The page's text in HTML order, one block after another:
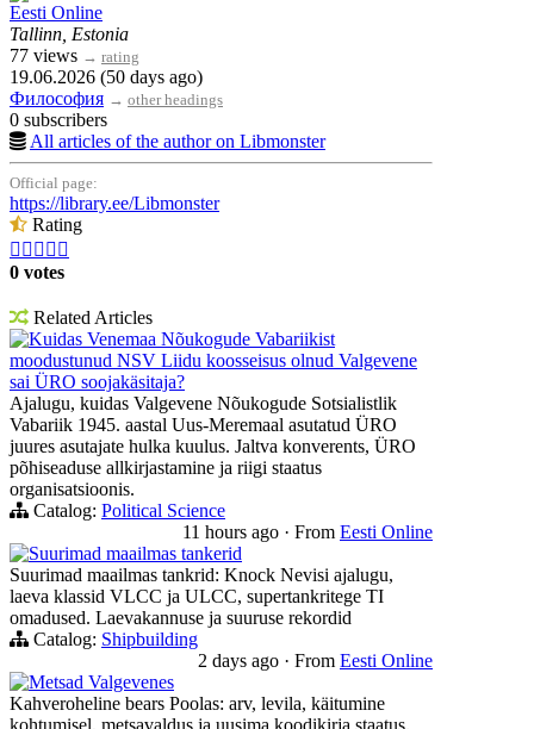
Eesti Online
Tallinn, Estonia
77 views → rating
19.06.2026 (50 days ago)
Философия → other headings
0 subscribers
All articles of the author on Libmonster
Official page:
https://library.ee/Libmonster
Rating
    
0 votes
Related Articles
Kuidas Venemaa Nõukogude Vabariikist
moodustunud NSV Liidu koosseisus olnud Valgevene
sai ÜRO soojakäsitaja?
Ajalugu, kuidas Valgevene Nõukogude Sotsialistlik
Vabariik 1945. aastal Uus-Meremaal asutatud ÜRO
juures asutajate hulka kuulus. Jaltva konverents, ÜRO
põhiseaduse allkirjastamine ja riigi staatus
organisatsioonis.
Catalog: Political Science
11 hours ago · From Eesti Online
Suurimad maailmas tankerid
Suurimad maailmas tankrid: Knock Nevisi ajalugu,
laeva klassid VLCC ja ULCC, supertankritege TI
omadused. Laevakannuse ja suuruse rekordid
Catalog: Shipbuilding
2 days ago · From Eesti Online
Metsad Valgevenes
Kahveroheline bears Poolas: arv, levila, käitumine
kohtumisel, metsavaldus ja uusima koodikirja staatus.